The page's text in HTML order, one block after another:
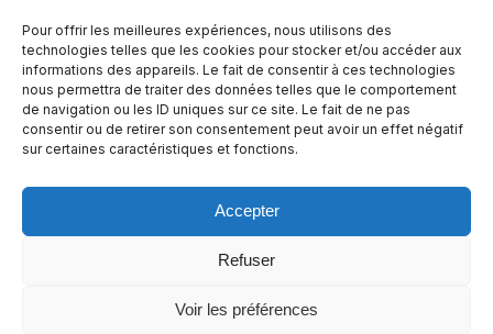
Pour offrir les meilleures expériences, nous utilisons des
technologies telles que les cookies pour stocker et/ou accéder aux
informations des appareils. Le fait de consentir à ces technologies
nous permettra de traiter des données telles que le comportement
de navigation ou les ID uniques sur ce site. Le fait de ne pas
consentir ou de retirer son consentement peut avoir un effet négatif
sur certaines caractéristiques et fonctions.
Accepter
Refuser
Voir les préférences
e de
conduite
plus sûre
et plus
agréable.